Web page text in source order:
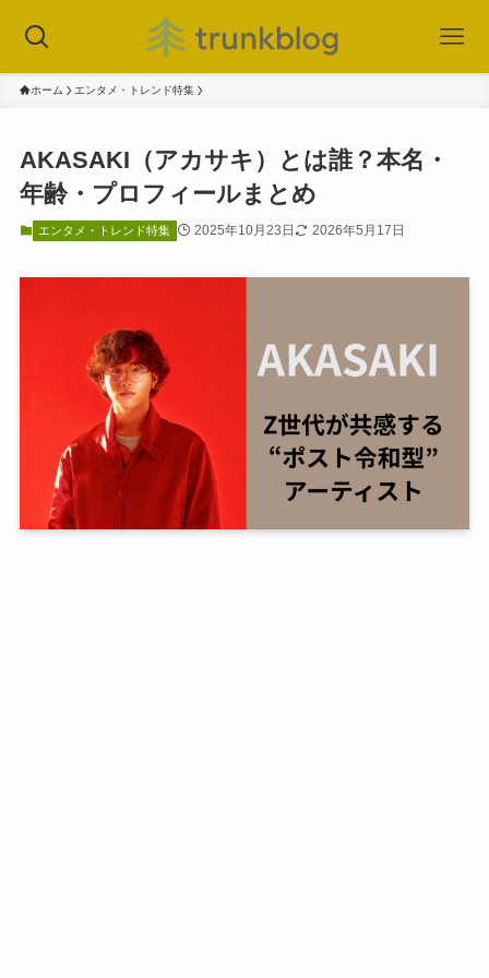
ホーム エンタメ・トレンド特集
AKASAKI（アカサキ）とは誰？本名・
年齢・プロフィールまとめ
エンタメ・トレンド特集 2025年10月23日 2026年5月17日